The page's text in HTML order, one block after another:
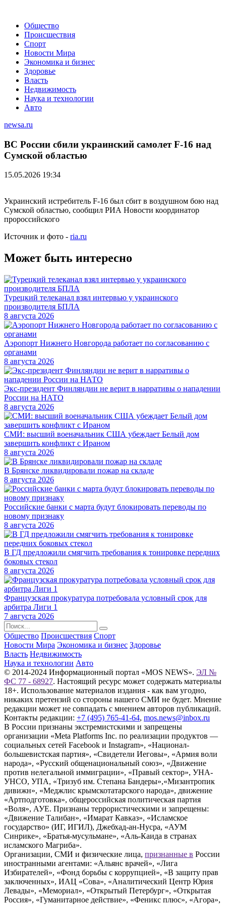
Общество
Происшествия
Спорт
Новости Мира
Экономика и бизнес
Здоровье
Власть
Недвижимость
Наука и технологии
Авто
newsa.ru
ВС России сбили украинский самолет F-16 над
Сумской областью
15.05.2026 19:34
Украинский истребитель F-16 был сбит в воздушном бою над
Сумской областью, сообщил РИА Новости координатор
пророссийского
Источник и фото - ria.ru
Может быть интересно
Турецкий телеканал взял интервью у украинского
производителя БПЛА
8 августа 2026
Аэропорт Нижнего Новгорода работает по согласованию с
органами
8 августа 2026
Экс-президент Финляндии не верит в нарративы о нападении
России на НАТО
8 августа 2026
СМИ: высший военачальник США убеждает Белый дом
завершить конфликт с Ираном
8 августа 2026
В Брянске ликвидировали пожар на складе
8 августа 2026
Российские банки с марта будут блокировать переводы по
новому признаку
8 августа 2026
В ГД предложили смягчить требования к тонировке передних
боковых стекол
8 августа 2026
Французская прокуратура потребовала условный срок для
арбитра Лиги 1
7 августа 2026
Общество Происшествия Спорт
Новости Мира Экономика и бизнес Здоровье
Власть Недвижимость
Наука и технологии Авто
© 2014-2024 Информационный портал «MOS NEWS». ЭЛ №
ФС 77 - 68927. Настоящий ресурс может содержать материалы
18+. Использование материалов издания - как вам угодно,
никаких претензий со стороны нашего СМИ не будет. Мнение
редакции может не совпадать с мнением авторов публикаций.
Контакты редакции: +7 (495) 765-41-64, mos.news@inbox.ru
В России признаны экстремистскими и запрещены
организации «Meta Platforms Inc. по реализации продуктов —
социальных сетей Facebook и Instagram», «Национал-
большевистская партия», «Свидетели Иеговы», «Армия воли
народа», «Русский общенациональный союз», «Движение
против нелегальной иммиграции», «Правый сектор», УНА-
УНСО, УПА, «Тризуб им. Степана Бандеры»,«Мизантропик
дивижн», «Меджлис крымскотатарского народа», движение
«Артподготовка», общероссийская политическая партия
«Воля», АУЕ. Признаны террористическими и запрещены:
«Движение Талибан», «Имарат Кавказ», «Исламское
государство» (ИГ, ИГИЛ), Джебхад-ан-Нусра, «АУМ
Синрике», «Братья-мусульмане», «Аль-Каида в странах
исламского Магриба».
Организации, СМИ и физические лица, признанные в России
иностранными агентами: «Альянс врачей», «Лига
Избирателей», «Фонд борьбы с коррупцией», «В защиту прав
заключенных», ИАЦ «Сова», «Аналитический Центр Юрия
Левады», «Мемориал», «Открытый Петербург», «Открытая
Россия», «Гуманитарное действие», «Феникс плюс», «Агора»,